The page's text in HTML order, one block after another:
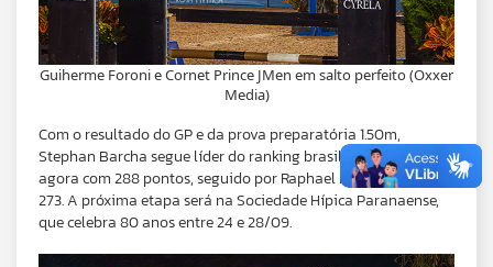
Guiherme Foroni e Cornet Prince JMen em salto perfeito (Oxxer
Media)
Com o resultado do GP e da prova preparatória 1.50m,
Stephan Barcha segue líder do ranking brasileiro Sênior Top,
agora com 288 pontos, seguido por Raphael Machado Leite,
273. A próxima etapa será na Sociedade Hípica Paranaense,
que celebra 80 anos entre 24 e 28/09.